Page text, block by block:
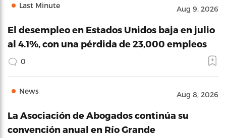
Last Minute Aug 9, 2026
El desempleo en Estados Unidos baja en julio
al 4.1%, con una pérdida de 23,000 empleos
0
News Aug 8, 2026
La Asociación de Abogados continúa su
convención anual en Río Grande